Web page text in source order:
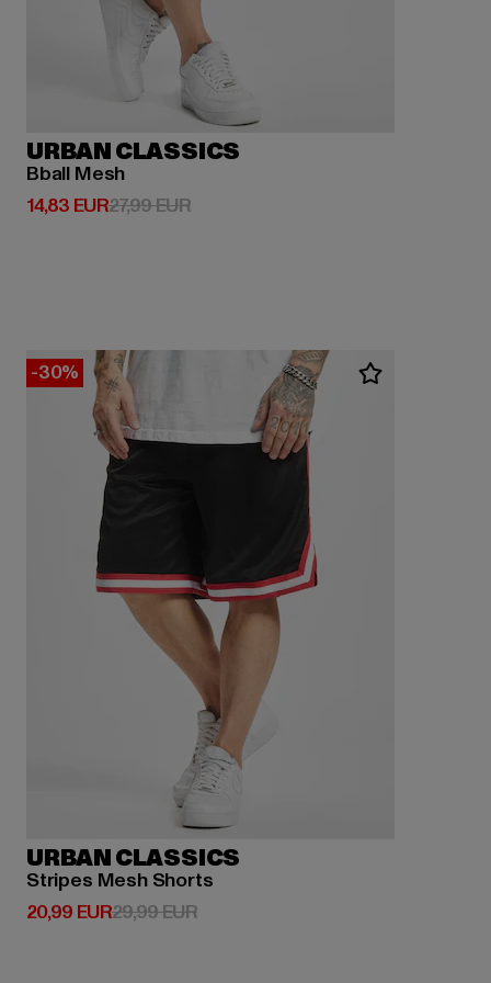
URBAN CLASSICS
Bball Mesh
14,83 EUR
Derzeitiger Preis: 14,83 EUR
27,99 EURAktionspreis: 27,99 EUR
-30%
URBAN CLASSICS
Stripes Mesh Shorts
20,99 EUR
Derzeitiger Preis: 20,99 EUR
29,99 EURAktionspreis: 29,99 EUR